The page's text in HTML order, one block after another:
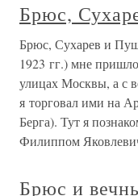
Брюс,
Брюс, Сухарев и
1923 гг.) мне
улицах Москвы, а с
я торговал ими на
Берга). Тут я
Филиппом
Брюс и